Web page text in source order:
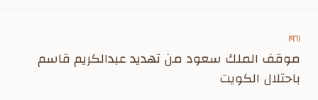
١٩٦١
موقف الملك سعود من تهديد عبدالكريم قاسم
باحتلال الكويت